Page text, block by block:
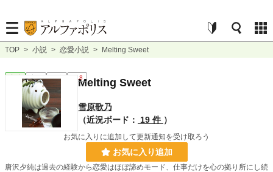
TOP > 小説 > 恋愛小説 > Melting Sweet
完結 長編 R18Melting Sweet
雪原歌乃
（近況ボード：
19 件 ）
お気に入りに追加して更新通知を受け取ろう
お気に入り追加
唐沢夕純は過去の経験から恋愛はほぼ諦めモード、仕事だけを心の拠り所にし続